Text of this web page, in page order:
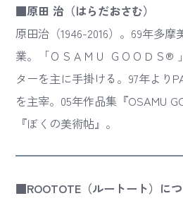
■原田 治（はらだおさむ）
原田治（1946-2016）。69年多
業。「ＯＳＡＭＵ ＧＯＯＤＳ®
ターを主に手掛ける。97年より
を主宰。05年作品集『OSAMU
『ぼくの美術帖』。
■ROOTOTE（ルートート）に